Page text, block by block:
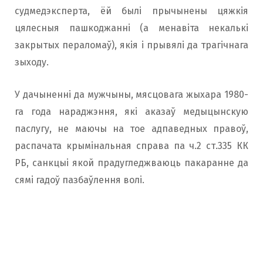
судмедэксперта, ёй былі прычынены цяжкія
цялесныя пашкоджанні (а менавіта некалькі
закрытых пераломаў), якія і прывялі да трагічнага
зыходу.
У дачыненні да мужчыны, мясцовага жыхара 1980-
га года нараджэння, які аказаў медыцынскую
паслугу, не маючы на тое адпаведных правоў,
распачата крымінальная справа па ч.2 ст.335 КК
РБ, санкцыі якой прадугледжваюць пакаранне да
сямі гадоў пазбаўлення волі.